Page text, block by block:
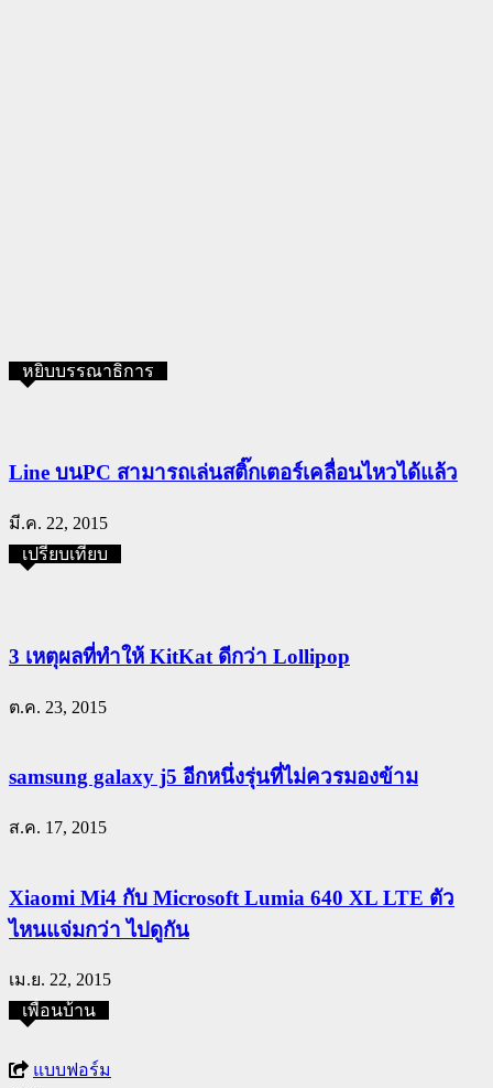
หยิบบรรณาธิการ
Line บนPC สามารถเล่นสติ๊กเตอร์เคลื่อนไหวได้แล้ว
มี.ค. 22, 2015
เปรียบเทียบ
3 เหตุผลที่ทำให้ KitKat ดีกว่า Lollipop
ต.ค. 23, 2015
samsung galaxy j5 อีกหนึ่งรุ่นที่ไม่ควรมองข้าม
ส.ค. 17, 2015
Xiaomi Mi4 กับ Microsoft Lumia 640 XL LTE ตัว
ไหนแจ่มกว่า ไปดูกัน
เม.ย. 22, 2015
เพื่อนบ้าน
แบบฟอร์ม